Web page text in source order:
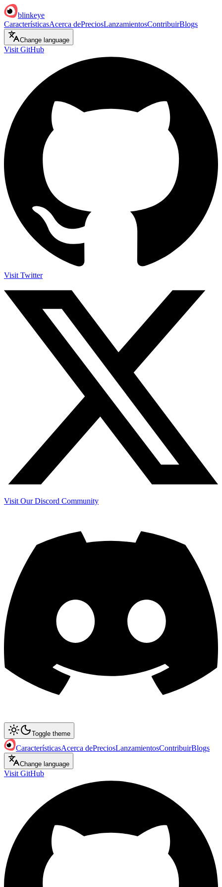
blinkeye
CaracterísticasAcerca dePreciosLanzamientosContribuirBlogs
Change language
Visit GitHub
Visit Twitter
Visit Our Discord Community
Toggle theme
CaracterísticasAcerca dePreciosLanzamientosContribuirBlogs
Change language
Visit GitHub